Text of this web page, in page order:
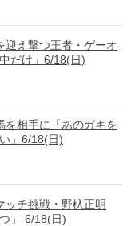
迎え撃つ王者・ゲーオ
だけ」6/18(日)
を相手に「あのガキを
」6/18(日)
ッチ挑戦・野杁正明
」 6/18(日)